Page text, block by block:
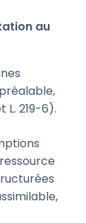
au
L. 219-6).